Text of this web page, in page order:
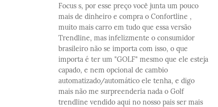
Focus s, por esse preço você junta um pouco
mais de dinheiro e compra o Confortline ,
muito mais carro em tudo que essa versão
Trendline, mas infelizmente o consumidor
brasileiro não se importa com isso, o que
importa é ter um "GOLF" mesmo que ele esteja
capado, e nem opcional de cambio
automatizado/automático ele tenha, e digo
mais não me surpreenderia nada o Golf
trendline vendido aqui no nosso pais ser mais